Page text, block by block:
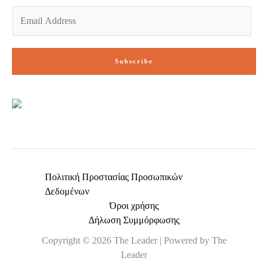
Subscribe
Πολιτική Προστασίας Προσωπικών
Δεδομένων
Όροι χρήσης
Δήλωση Συμμόρφωσης
Copyright © 2026 The Leader | Powered by The
Leader